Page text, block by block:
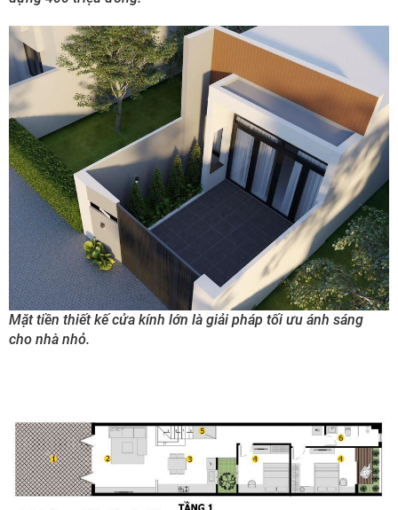
Mặt tiền thiết kế cửa kính lớn là giải pháp tối ưu ánh sáng
cho nhà nhỏ.